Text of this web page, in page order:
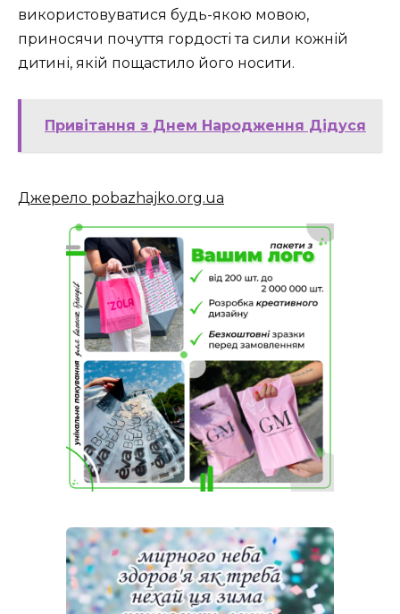
використовуватися будь-якою мовою,
приносячи почуття гордості та сили кожній
дитині, якій пощастило його носити.
Привітання з Днем Народження Дідуся
Джерело pobazhajko.org.ua